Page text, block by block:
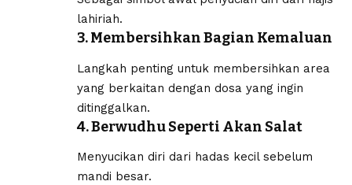
lahiriah.
3. Membersihkan Bagian Kemaluan
Langkah penting untuk membersihkan area
yang berkaitan dengan dosa yang ingin
ditinggalkan.
4. Berwudhu Seperti Akan Salat
Menyucikan diri dari hadas kecil sebelum
mandi besar.